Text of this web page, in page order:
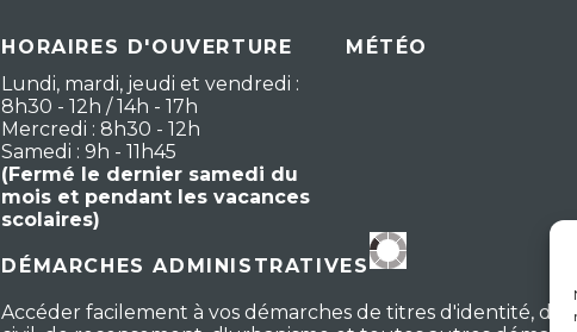
HORAIRES D'OUVERTURE
Lundi, mardi, jeudi et vendredi :
8h30 - 12h / 14h - 17h
Mercredi : 8h30 - 12h
Samedi : 9h - 11h45
(Fermé le dernier samedi du
mois et pendant les vacances
scolaires)
MÉTÉO
DÉMARCHES ADMINISTRATIVES
Accéder facilement à vos démarches de titres d'identité,